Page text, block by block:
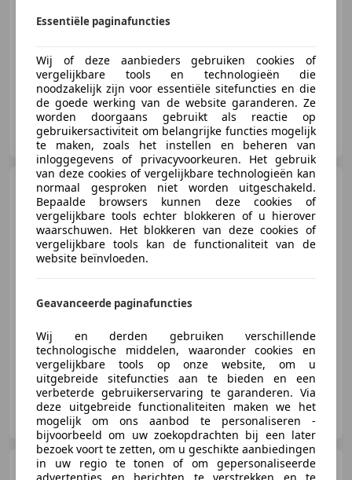
Cito Motors B.V.
NL-5628 CM EINDHOVEN
Rolls-Royce Cullinan
03/2019 69.248 km Benzine 420 kW (571 PK)
Cito Motors B.V.
NL-5628 CM EINDHOVEN
Rolls-Royce Cullinan
Essentiële paginafuncties
Wij of deze aanbieders gebruiken cookies of
vergelijkbare tools en technologieën die
noodzakelijk zijn voor essentiële sitefuncties en die
de goede werking van de website garanderen. Ze
worden doorgaans gebruikt als reactie op
gebruikersactiviteit om belangrijke functies mogelijk
te maken, zoals het instellen en beheren van
inloggegevens of privacyvoorkeuren. Het gebruik
van deze cookies of vergelijkbare technologieën kan
normaal gesproken niet worden uitgeschakeld.
Bepaalde browsers kunnen deze cookies of
vergelijkbare tools echter blokkeren of u hierover
waarschuwen. Het blokkeren van deze cookies of
vergelijkbare tools kan de functionaliteit van de
website beïnvloeden.
Geavanceerde paginafuncties
Wij en derden gebruiken verschillende
technologische middelen, waaronder cookies en
vergelijkbare tools op onze website, om u
uitgebreide sitefuncties aan te bieden en een
verbeterde gebruikerservaring te garanderen. Via
deze uitgebreide functionaliteiten maken we het
mogelijk om ons aanbod te personaliseren -
bijvoorbeeld om uw zoekopdrachten bij een later
bezoek voort te zetten, om u geschikte aanbiedingen
in uw regio te tonen of om gepersonaliseerde
advertenties en berichten te verstrekken en te